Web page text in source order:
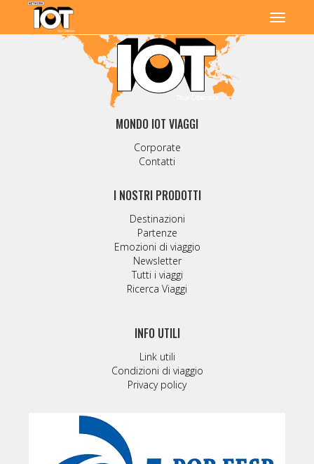
MONDO IOT VIAGGI
Corporate
Contatti
I NOSTRI PRODOTTI
Destinazioni
Partenze
Emozioni di viaggio
Newsletter
Tutti i viaggi
Ricerca Viaggi
INFO UTILI
Link utili
Condizioni di viaggio
Privacy policy